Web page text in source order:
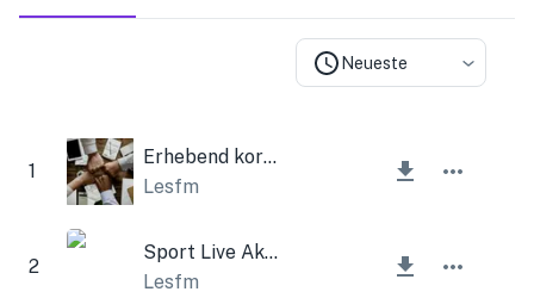
Neueste
1
Erhebend korporativ und inspirierend
Lesfm
2
Sport Live Akustikgitarre
Lesfm